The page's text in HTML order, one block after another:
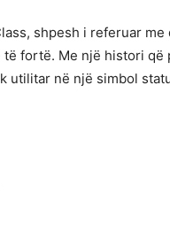
shpesh i referuar me
fortë. Me një histori që
utilitar në një simbol